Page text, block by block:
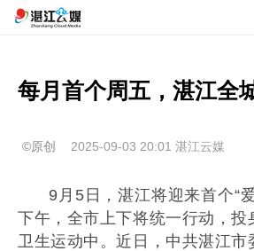
每月首个周五，湛江全
©原创 2025-09-03 20:01 湛江云媒
9月5日，湛江将迎来首个“
下午，全市上下将统一行动，投
卫生运动中。近日，中共湛江市